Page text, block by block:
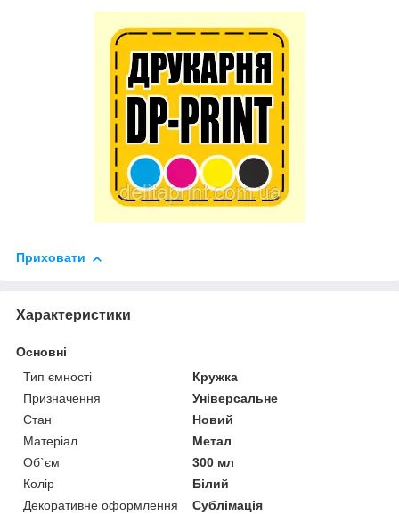
Приховати
Характеристики
Основні
Тип ємності
Кружка
Призначення
Універсальне
Стан
Новий
Матеріал
Метал
Об`єм
300 мл
Колір
Білий
Декоративне оформлення
Сублімація